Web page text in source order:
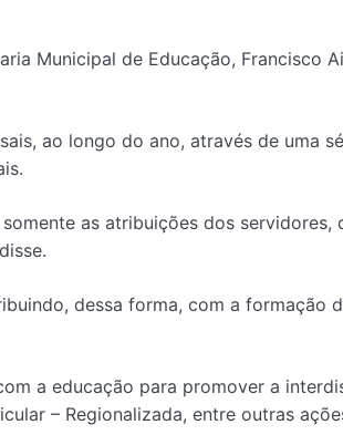
Municipal de Educação, Francisco
ao longo do ano, através de uma
as atribuições dos servidores,
dessa forma, com a formação
a educação para promover a
– Regionalizada, entre outras